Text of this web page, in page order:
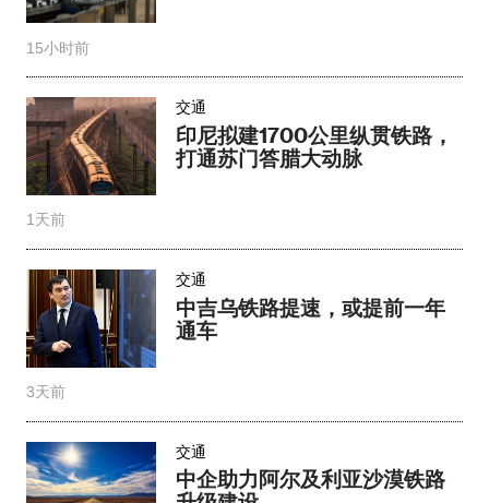
15小时前
交通
印尼拟建1700公里纵贯铁路，
打通苏门答腊大动脉
1天前
交通
中吉乌铁路提速，或提前一年
通车
3天前
交通
中企助力阿尔及利亚沙漠铁路